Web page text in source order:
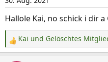
o
n
:
Hallole Kai, no schick i dir a
R
e
Kai und Gelöschtes